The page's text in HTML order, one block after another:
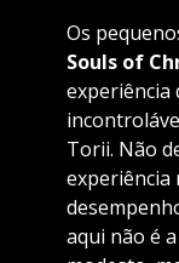
Os
Souls of
experiência
Torii. Não
experiência
aqui não é